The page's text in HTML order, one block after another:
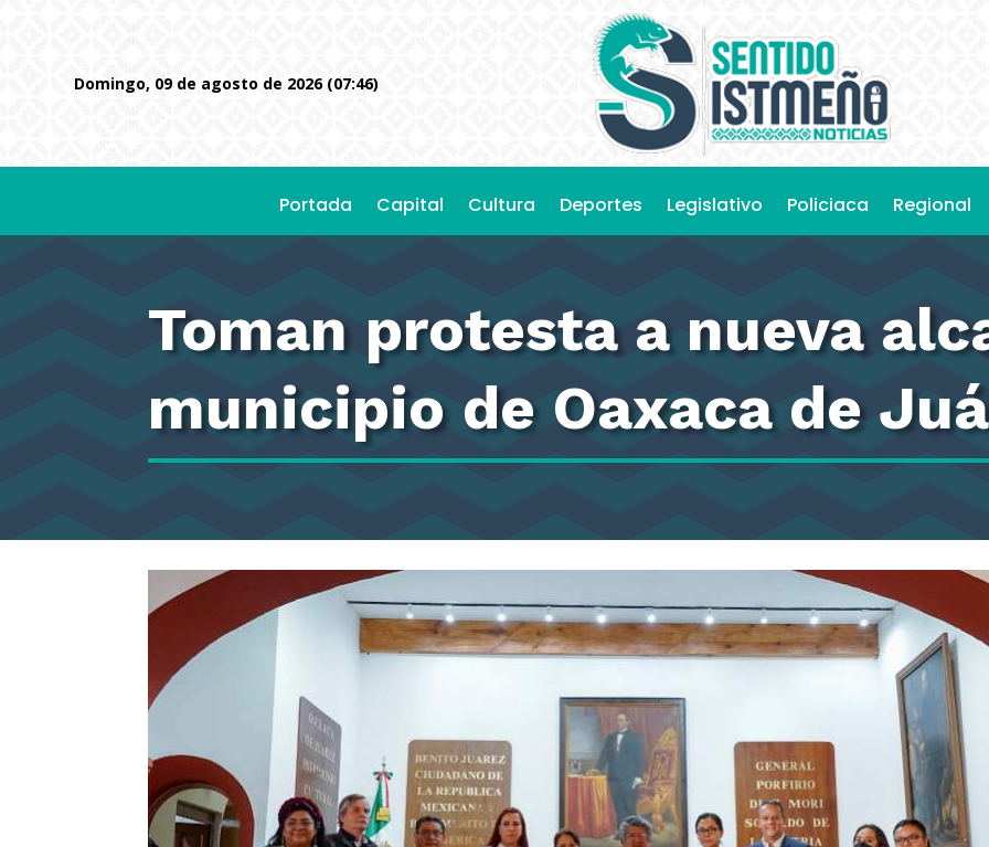
domingo, 09 de agosto de 2026 (07:46)
Portada Capital Cultura Deportes Legislativo Policiaca Regional
Toman protesta a nueva
municipio de Oaxaca de